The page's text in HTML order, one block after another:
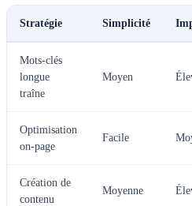
Stratégie Simplicité
Mots-clés
longue
traîne
Moyen
Optimisation
on-page
Facile
Création de
contenu
Moyenne